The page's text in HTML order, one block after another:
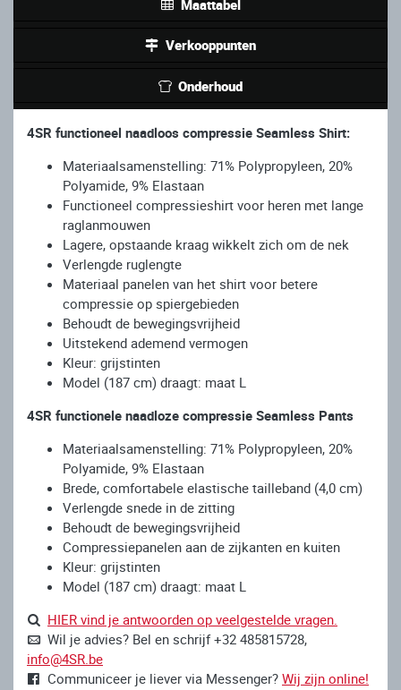
Maattabel
Verkooppunten
Onderhoud
4SR functioneel naadloos compressie Seamless Shirt:
Materiaalsamenstelling: 71% Polypropyleen, 20%
Polyamide, 9% Elastaan
Functioneel compressieshirt voor heren met lange
raglanmouwen
Lagere, opstaande kraag wikkelt zich om de nek
Verlengde ruglengte
Materiaal panelen van het shirt voor betere
compressie op spiergebieden
Behoudt de bewegingsvrijheid
Uitstekend ademend vermogen
Kleur: grijstinten
Model (187 cm) draagt: maat L
4SR functionele naadloze compressie Seamless Pants
Materiaalsamenstelling: 71% Polypropyleen, 20%
Polyamide, 9% Elastaan
Brede, comfortabele elastische tailleband (4,0 cm)
Verlengde snede in de zitting
Behoudt de bewegingsvrijheid
Compressiepanelen aan de zijkanten en kuiten
Kleur: grijstinten
Model (187 cm) draagt: maat L
HIER vind je antwoorden op veelgestelde vragen.
Wil je advies? Bel en schrijf +32 485815728,
info@4SR.be
Communiceer je liever via Messenger? Wij zijn online!